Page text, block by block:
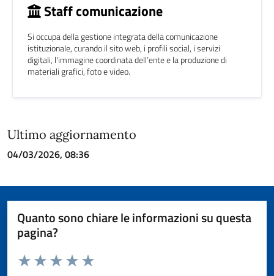
Staff comunicazione
Si occupa della gestione integrata della comunicazione
istituzionale, curando il sito web, i profili social, i servizi
digitali, l'immagine coordinata dell’ente e la produzione di
materiali grafici, foto e video.
Ultimo aggiornamento
04/03/2026, 08:36
Quanto sono chiare le informazioni su questa
pagina?
Valuta da 1 a 5 stelle la pagina